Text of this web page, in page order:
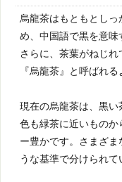
烏龍茶はもともとし
め、中国語で黒を意味
さらに、茶葉がねじれ
『烏龍茶』と呼ばれ
現在の烏龍茶は、黒
色も緑茶に近いものか
ー豊かです。さまざ
うな基準で分けられて